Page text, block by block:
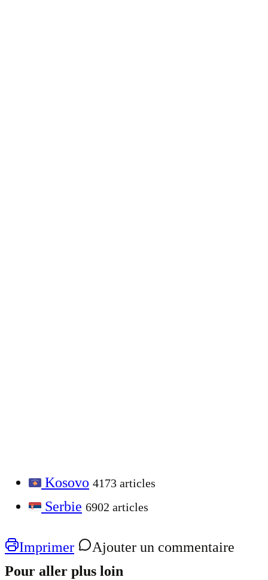
Kosovo 4173 articles
Serbie 6902 articles
Imprimer
Ajouter un commentaire
Pour aller plus loin